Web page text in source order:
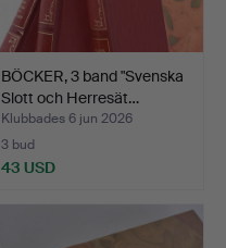
BÖCKER, 3 band "Svenska
Slott och Herresät…
Klubbades 6 jun 2026
3 bud
43 USD